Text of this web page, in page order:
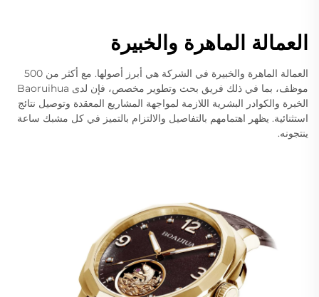
العمالة الماهرة والخبيرة
العمالة الماهرة والخبيرة في الشركة هي أبرز أصولها. مع أكثر من 500
موظف، بما في ذلك فريق بحث وتطوير مخصص، فإن لدى Baoruihua
الخبرة والكوادر البشرية اللازمة لمواجهة المشاريع المعقدة وتوصيل نتائج
استثنائية. يظهر اهتمامهم بالتفاصيل والالتزام بالتميز في كل مشبك ساعة
ينتجونه.